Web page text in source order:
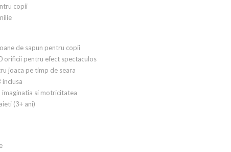
copii
de sapun pentru copii
orificii pentru efect spectaculos
joaca pe timp de seara
inclusa
si motricitatea
(3+ ani)